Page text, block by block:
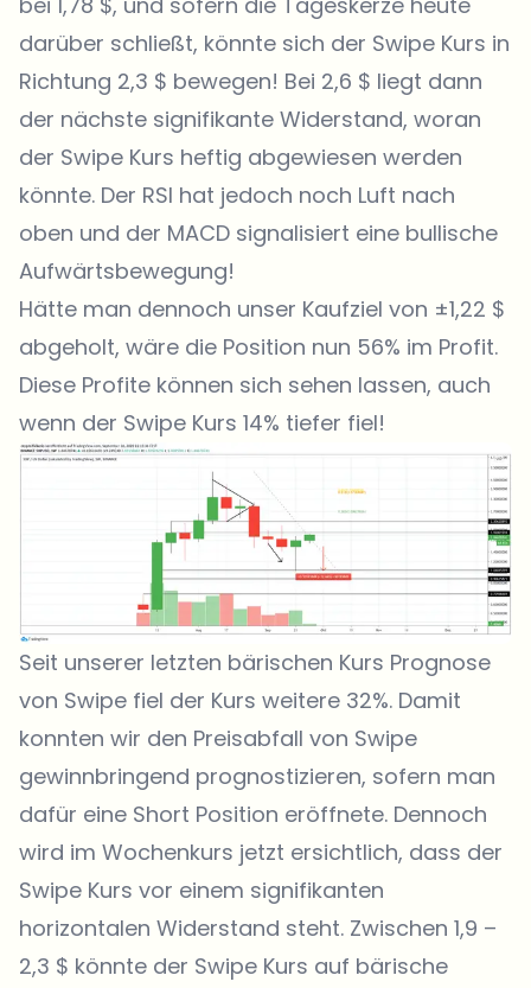
darüber schließt, könnte sich der Swipe Kurs in
Richtung 2,3 $ bewegen! Bei 2,6 $ liegt dann
der nächste signifikante Widerstand, woran
der Swipe Kurs heftig abgewiesen werden
könnte. Der RSI hat jedoch noch Luft nach
oben und der MACD signalisiert eine bullische
Aufwärtsbewegung!
Hätte man dennoch unser Kaufziel von ±1,22 $
abgeholt, wäre die Position nun 56% im Profit.
Diese Profite können sich sehen lassen, auch
wenn der Swipe Kurs 14% tiefer fiel!
Seit unserer letzten bärischen Kurs Prognose
von Swipe fiel der Kurs weitere 32%. Damit
konnten wir den Preisabfall von Swipe
gewinnbringend prognostizieren, sofern man
dafür eine Short Position eröffnete. Dennoch
wird im Wochenkurs jetzt ersichtlich, dass der
Swipe Kurs vor einem signifikanten
horizontalen Widerstand steht. Zwischen 1,9 –
2,3 $ könnte der Swipe Kurs auf bärische